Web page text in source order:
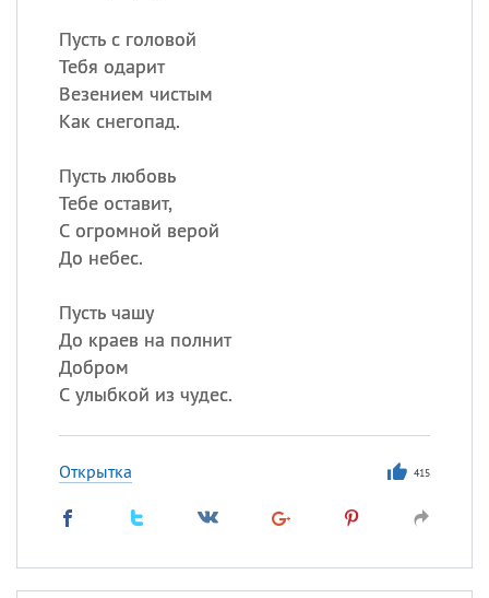
Пусть с головой
Тебя одарит
Везением чистым
Как снегопад.
Пусть любовь
Тебе оставит,
С огромной верой
До небес.
Пусть чашу
До краев на полнит
Добром
С улыбкой из чудес.
Открытка 415